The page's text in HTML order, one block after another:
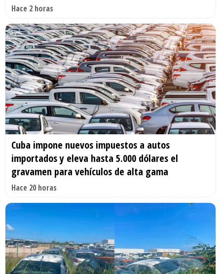
Hace 2 horas
Cuba impone nuevos impuestos a autos
importados y eleva hasta 5.000 dólares el
gravamen para vehículos de alta gama
Hace 20 horas